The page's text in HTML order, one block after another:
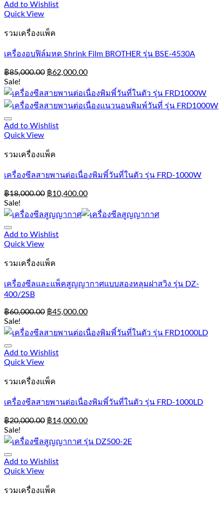
Add to Wishlist
Quick View
รวมเครื่องแพ็ค
เครื่องอบฟิล์มหด Shrink Film BROTHER รุ่น BSE-4530A
฿85,000.00 ฿62,000.00
Sale!
Add to Wishlist
Quick View
รวมเครื่องแพ็ค
เครื่องซีลสายพานต่อเนื่องพิมพิ์วันที่ในตัว รุ่น FRD-1000W
฿18,000.00 ฿10,400.00
Sale!
Add to Wishlist
Quick View
รวมเครื่องแพ็ค
เครื่องซีลและแพ็คสูญญากาศแบบสองหลุมฝาสวิง รุ่น DZ-
400/2SB
฿60,000.00 ฿45,000.00
Sale!
Add to Wishlist
Quick View
รวมเครื่องแพ็ค
เครื่องซีลสายพานต่อเนื่องพิมพิ์วันที่ในตัว รุ่น FRD-1000LD
฿20,000.00 ฿14,000.00
Sale!
Add to Wishlist
Quick View
รวมเครื่องแพ็ค